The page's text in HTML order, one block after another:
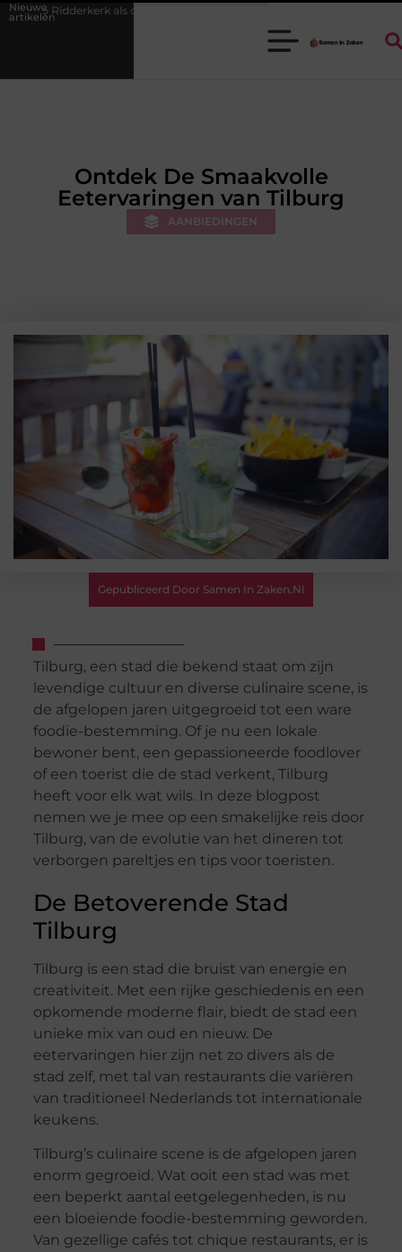
Nieuwe
artikelen
voor zakelijke ontmoetingen
Ontdek De Smaakvolle
Eetervaringen van Tilburg
AANBIEDINGEN
Gepubliceerd Door Samen In Zaken.nl
Tilburg, een stad die bekend staat om zijn
levendige cultuur en diverse culinaire scene, is
de afgelopen jaren uitgegroeid tot een ware
foodie-bestemming. Of je nu een lokale
bewoner bent, een gepassioneerde foodlover
of een toerist die de stad verkent, Tilburg
heeft voor elk wat wils. In deze blogpost
nemen we je mee op een smakelijke reis door
Tilburg, van de evolutie van het dineren tot
verborgen pareltjes en tips voor toeristen.
De Betoverende Stad
Tilburg
Tilburg is een stad die bruist van energie en
creativiteit. Met een rijke geschiedenis en een
opkomende moderne flair, biedt de stad een
unieke mix van oud en nieuw. De
eetervaringen hier zijn net zo divers als de
stad zelf, met tal van restaurants die variëren
van traditioneel Nederlands tot internationale
keukens.
Tilburg’s culinaire scene is de afgelopen jaren
enorm gegroeid. Wat ooit een stad was met
een beperkt aantal eetgelegenheden, is nu
een bloeiende foodie-bestemming geworden.
Van gezellige cafés tot chique restaurants, er is